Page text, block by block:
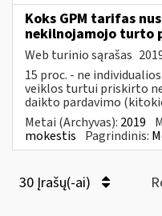
Koks GPM tarifas
nekilnojamojo turto
Web turinio sąrašas
15 proc. - ne
veiklos turtui priskirto
daikto pardavimo
Metai (Archyvas): 2019
mokestis Pagrindinis:
30 Įrašų(-ai)